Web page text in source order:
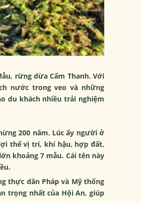
rừng dừa Cẩm Thanh. Với
nước trong veo và những
du khách nhiều trải nghiệm
200 năm. Lúc ấy người ở
thế vị trí, khí hậu, hợp đất,
khoảng 7 mẫu. Cái tên này
thực dân Pháp và Mỹ thống
trọng nhất của Hội An, giúp